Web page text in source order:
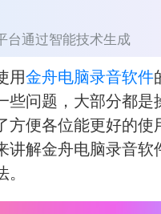
台通过智能技术生成
用金舟电脑录音软件
些问题，大部分都是
方便各位能更好的使
讲解金舟电脑录音软